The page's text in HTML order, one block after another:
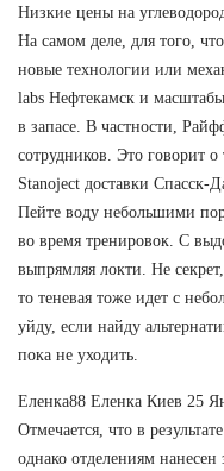
Низкие цены на
На самом деле, для того,
новые технологии или
labs Нефтекамск и
в запасе. В частности,
сотрудников. Это говорит
Stanoject доставки Спасск-
Пейте воду небольшими
во время тренировок. С
выпрямляя локти. Не
то теневая тоже идет с
уйду, если найду
пока не уходить.
Еленка88 Еленка Киев 25
Отмечается, что в
однако отделениям